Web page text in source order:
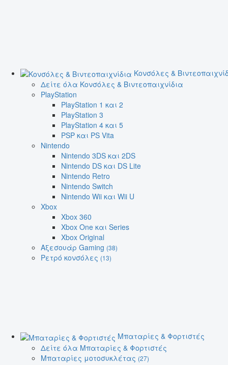
Κονσόλες &
Δείτε όλα Κονσόλες & Βιντεοπαιχνίδια
PlayStation
PlayStation 1 και 2
PlayStation 3
PlayStation 4 και 5
PSP και PS Vita
Nintendo
Nintendo 3DS και 2DS
Nintendo DS και DS Lite
Nintendo Retro
Nintendo Switch
Nintendo Wii και Wii U
Xbox
Xbox 360
Xbox One και Series
Xbox Original
Αξεσουάρ Gaming (38)
Ρετρό κονσόλες (13)
Μπαταρίες & Φορτιστές
Δείτε όλα Μπαταρίες & Φορτιστές
Μπαταρίες μοτοσυκλέτας (27)